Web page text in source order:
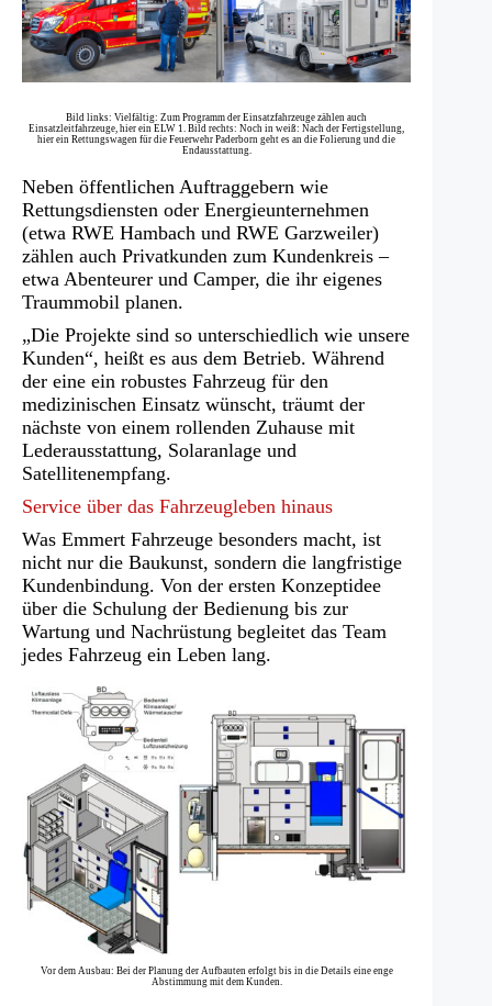
Bild links: Vielfältig: Zum Programm der Einsatzfahrzeuge zählen auch
Einsatzleitfahrzeuge, hier ein ELW 1. Bild rechts: Noch in weiß: Nach der Fertigstellung,
hier ein Rettungswagen für die Feuerwehr Paderborn geht es an die Folierung und die
Endausstattung.
Neben öffentlichen Auftraggebern wie
Rettungsdiensten oder Energieunternehmen
(etwa RWE Hambach und RWE Garzweiler)
zählen auch Privatkunden zum Kundenkreis –
etwa Abenteurer und Camper, die ihr eigenes
Traummobil planen.
„Die Projekte sind so unterschiedlich wie unsere
Kunden“, heißt es aus dem Betrieb. Während
der eine ein robustes Fahrzeug für den
medizinischen Einsatz wünscht, träumt der
nächste von einem rollenden Zuhause mit
Lederausstattung, Solaranlage und
Satellitenempfang.
Service über das Fahrzeugleben hinaus
Was Emmert Fahrzeuge besonders macht, ist
nicht nur die Baukunst, sondern die langfristige
Kundenbindung. Von der ersten Konzeptidee
über die Schulung der Bedienung bis zur
Wartung und Nachrüstung begleitet das Team
jedes Fahrzeug ein Leben lang.
Vor dem Ausbau: Bei der Planung der Aufbauten erfolgt bis in die Details eine enge
Abstimmung mit dem Kunden.